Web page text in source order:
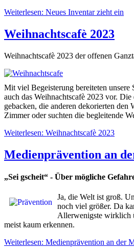
Weiterlesen: Neues Inventar zieht ein
Weihnachtscafè 2023
Weihnachtscafè 2023 der offenen
Mit viel Begeisterung bereiteten unsere
auch das Weihnachtscafè 2023 vor.
gebacken, die anderen dekorierten den
Zimmer oder suchten die begleitende
Weiterlesen: Weihnachtscafè 2023
Medienprävention an
„Sei gscheit“ - Über mögliche
Ja, die Welt ist groß.
noch viel größer. Da
Allerwenigste wirklich
meist kaum erkennen.
Weiterlesen: Medienprävention an der